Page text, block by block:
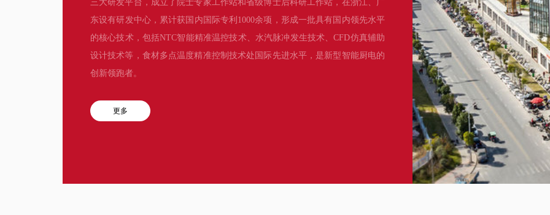
三大研发平台，成立了院士专家工作站和省级博士后科研工作站，在浙江、广
东设有研发中心，累计获国内国际专利1000余项，形成一批具有国内领先水平
的核心技术，包括NTC智能精准温控技术、水汽脉冲发生技术、CFD仿真辅助
设计技术等，食材多点温度精准控制技术处国际先进水平，是新型智能厨电的
创新领跑者。
更多